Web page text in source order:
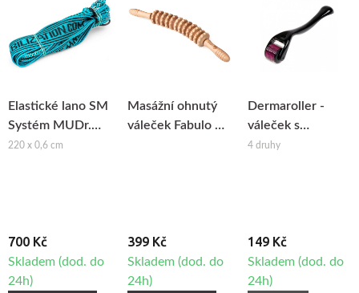
Elastické lano SM
Systém MUDr.
Smíšek
220 x 0,6 cm
700 Kč
Skladem (dod. do
24h)
Masážní ohnutý
váleček Fabulo na
399 Kč
Skladem (dod. do
24h)
Dermaroller -
váleček s
mikrojehlami
4 druhy
149 Kč
Skladem (dod. do
24h)